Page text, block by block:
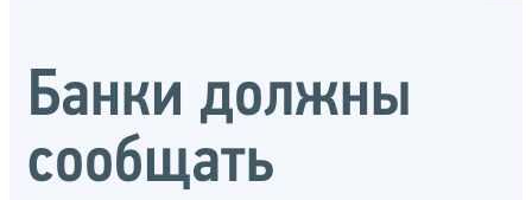
Банки должны
сообщать